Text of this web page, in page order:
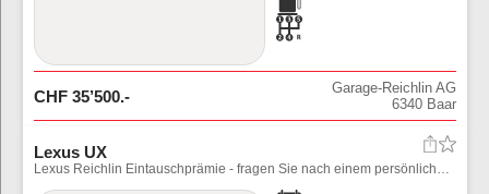
CHF 35’500.-
Garage-Reichlin AG
6340 Baar
Lexus UX
Lexus Reichlin Eintauschprämie - fragen Sie nach einem persönlichen Angebot.